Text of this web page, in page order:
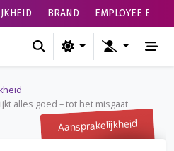
BRAND EMPLOYEE
alles goed – tot het misgaat
Aansprakelijkheid